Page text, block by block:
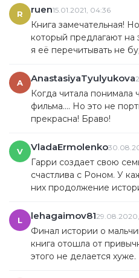
Мы зашли в большой книжный
моментально округлились.
Даже яблоку негде упасть.
Домой пришли с напрочь
грязных сапогах, уставшие,
Я крепко прижимала к
золотистыми буквами, еще
широченной улыбке и с
маму. В руках у нее был
шарик, который так и рвался
небольшой бонус всем, кто
R ruen15.01.2021, 04:36
Книга замечательная!
который предлагают на
я её перечитывать не
A AnastasiyaTyulyukova
Когда читала понимала
фильма.... Но это не
прекрасна! Браво!
V VladaErmolenko
Гарри создает свою
счастлива с Роном. У
них продолжение
L lehagaimov8129.08.2020,
Финал истории о
книга отошла от
этого не делается хуже.